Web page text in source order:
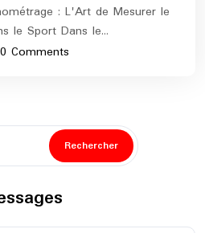
: L'Art de Mesurer le
le Sport Dans le…
0 Comments
Rechercher